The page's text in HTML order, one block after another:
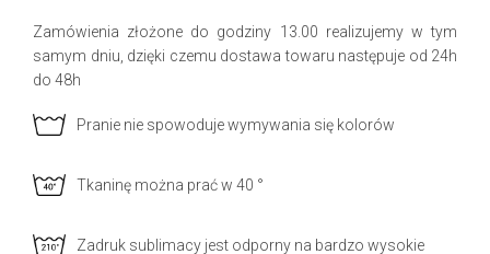
Zamówienia złożone do godziny 13.00 realizujemy w tym
samym dniu, dzięki czemu dostawa towaru następuje od 24h
do 48h
Pranie nie spowoduje wymywania się kolorów
Tkaninę można prać w 40 °
Zadruk sublimacy jest odporny na bardzo wysokie